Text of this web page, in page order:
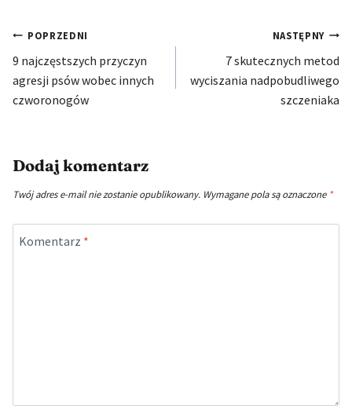
Nawigacja
wpisu
POPRZEDNI
9 najczęstszych przyczyn
agresji psów wobec innych
czworonogów
NASTĘPNY
7 skutecznych metod
wyciszania nadpobudliwego
szczeniaka
Dodaj komentarz
Twój adres e-mail nie zostanie opublikowany. Wymagane pola są oznaczone *
Komentarz *